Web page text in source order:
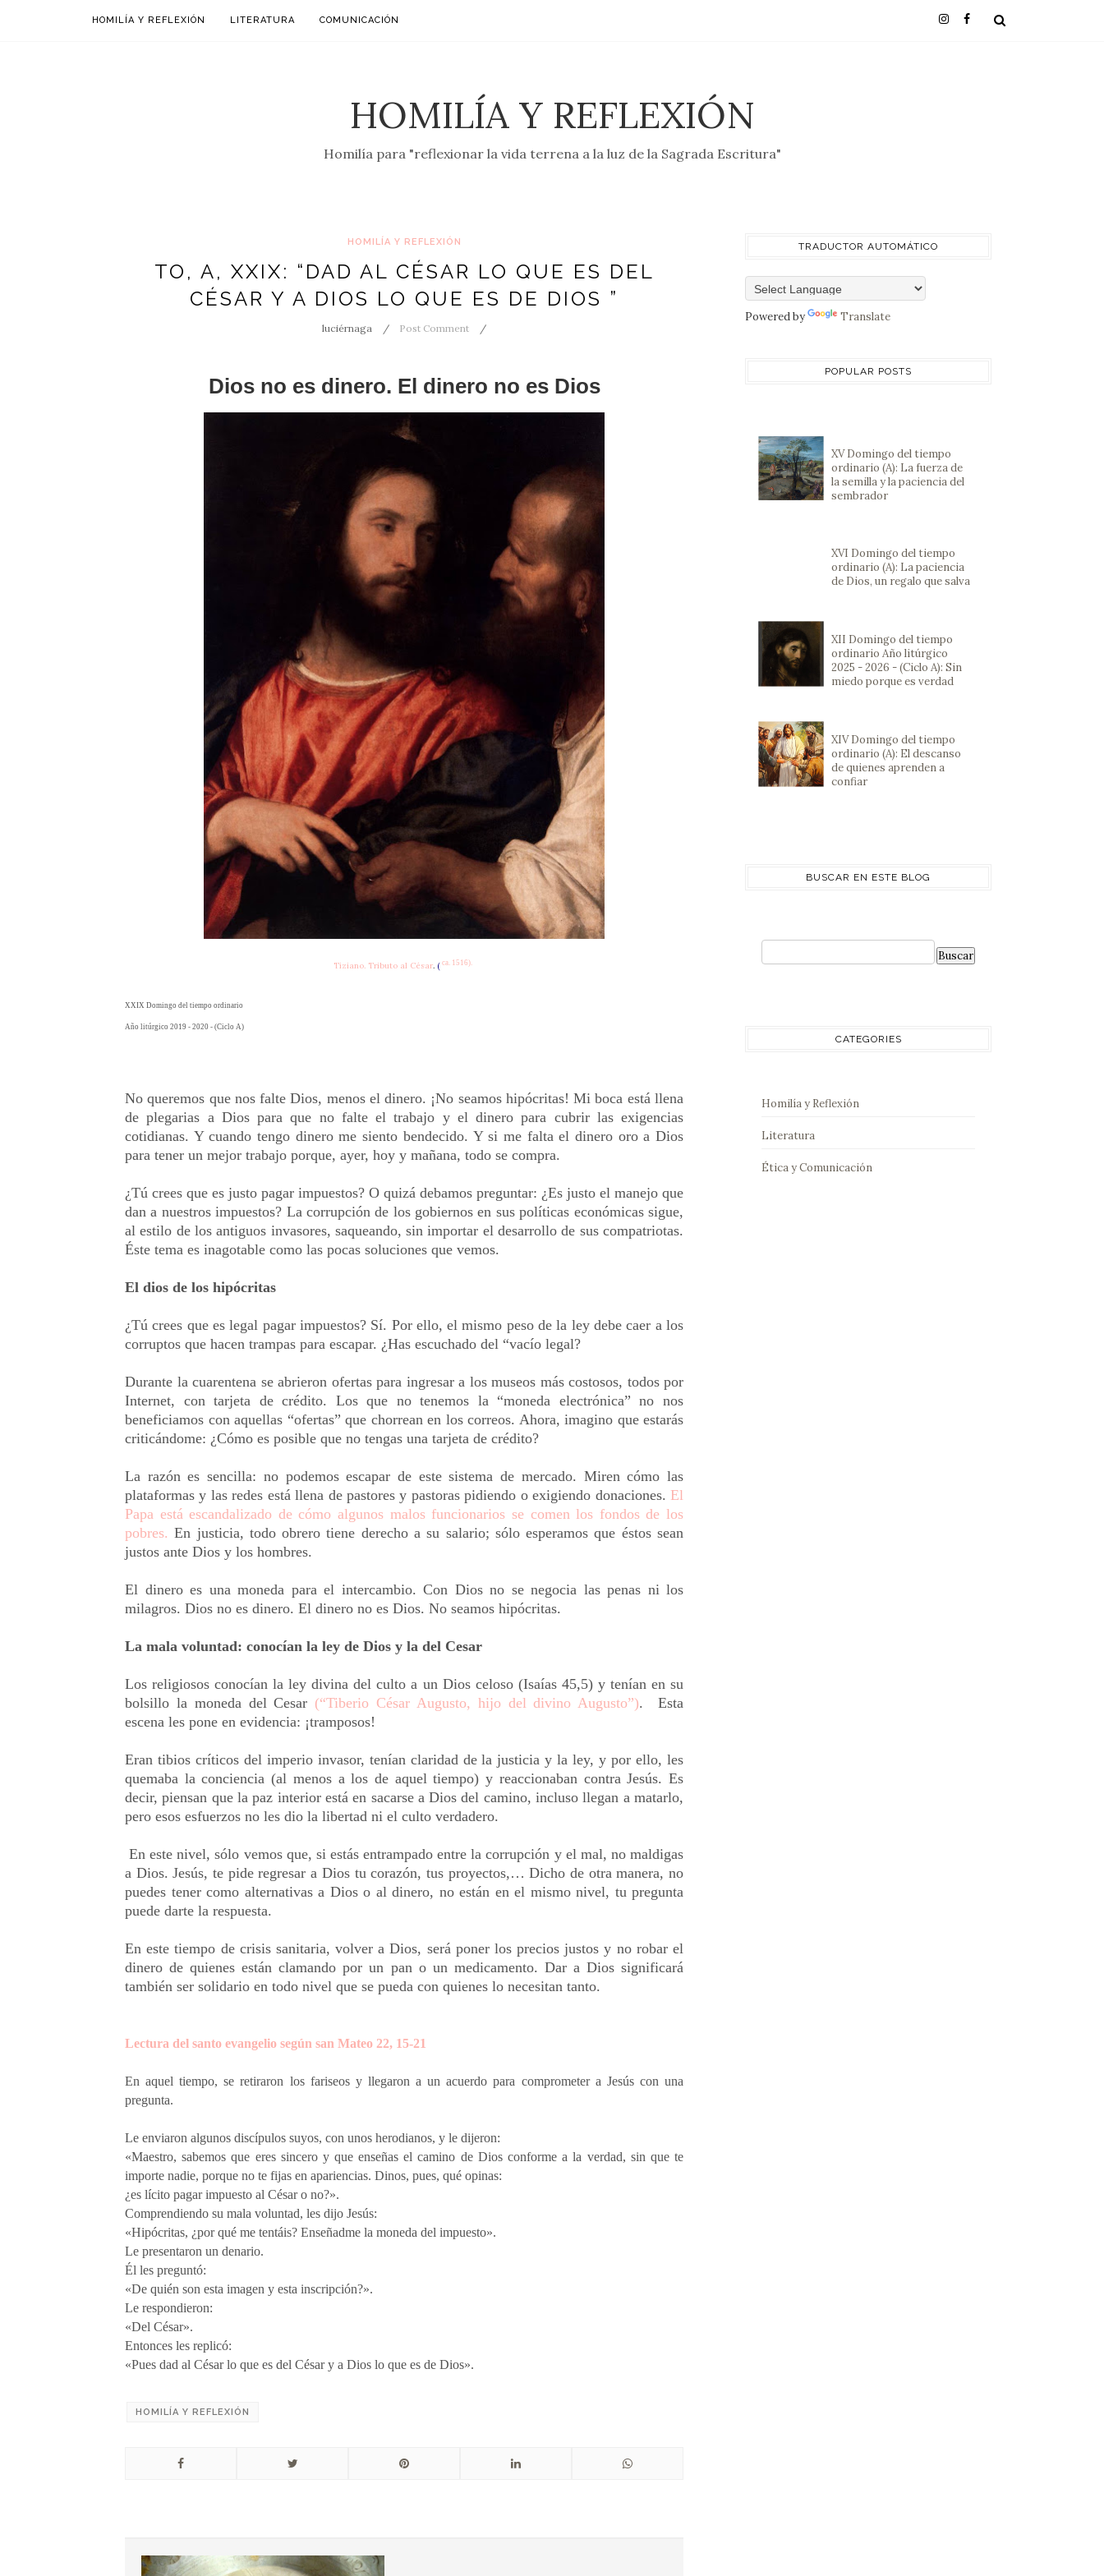
HOMILÍA Y REFLEXIÓN
Homilía para "reflexionar la vida terrena a la luz de la Sagrada Escritura"
HOMILÍA Y REFLEXIÓN LITERATURA COMUNICACIÓN
HOMILÍA Y REFLEXIÓN
TO, A, XXIX: “DAD AL CÉSAR LO QUE ES DEL
CÉSAR Y A DIOS LO QUE ES DE DIOS ”
luciérnaga Post Comment
Dios no es dinero. El dinero no es Dios
Tiziano. Tributo al César. ( ca. 1516).
XXIX Domingo del tiempo ordinario
Año litúrgico 2019 - 2020 - (Ciclo A)
No queremos que nos falte Dios, menos el dinero. ¡No seamos hipócritas! Mi boca está llena
de plegarias a Dios para que no falte el trabajo y el dinero para cubrir las exigencias
cotidianas. Y cuando tengo dinero me siento bendecido. Y si me falta el dinero oro a Dios
para tener un mejor trabajo porque, ayer, hoy y mañana, todo se compra.
¿Tú crees que es justo pagar impuestos? O quizá debamos preguntar: ¿Es justo el manejo que
dan a nuestros impuestos? La corrupción de los gobiernos en sus políticas económicas sigue,
al estilo de los antiguos invasores, saqueando, sin importar el desarrollo de sus compatriotas.
Éste tema es inagotable como las pocas soluciones que vemos.
El dios de los hipócritas
¿Tú crees que es legal pagar impuestos? Sí. Por ello, el mismo peso de la ley debe caer a los
corruptos que hacen trampas para escapar. ¿Has escuchado del “vacío legal?
Durante la cuarentena se abrieron ofertas para ingresar a los museos más costosos, todos por
Internet, con tarjeta de crédito. Los que no tenemos la “moneda electrónica” no nos
beneficiamos con aquellas “ofertas” que chorrean en los correos. Ahora, imagino que estarás
criticándome: ¿Cómo es posible que no tengas una tarjeta de crédito?
La razón es sencilla: no podemos escapar de este sistema de mercado. Miren cómo las
plataformas y las redes está llena de pastores y pastoras pidiendo o exigiendo donaciones. El
Papa está escandalizado de cómo algunos malos funcionarios se comen los fondos de los
pobres. En justicia, todo obrero tiene derecho a su salario; sólo esperamos que éstos sean
justos ante Dios y los hombres.
El dinero es una moneda para el intercambio. Con Dios no se negocia las penas ni los
milagros. Dios no es dinero. El dinero no es Dios. No seamos hipócritas.
La mala voluntad: conocían la ley de Dios y la del Cesar
Los religiosos conocían la ley divina del culto a un Dios celoso (Isaías 45,5) y tenían en su
bolsillo la moneda del Cesar (“Tiberio César Augusto, hijo del divino Augusto”). Esta
escena les pone en evidencia: ¡tramposos!
Eran tibios críticos del imperio invasor, tenían claridad de la justicia y la ley, y por ello, les
quemaba la conciencia (al menos a los de aquel tiempo) y reaccionaban contra Jesús. Es
decir, piensan que la paz interior está en sacarse a Dios del camino, incluso llegan a matarlo,
pero esos esfuerzos no les dio la libertad ni el culto verdadero.
En este nivel, sólo vemos que, si estás entrampado entre la corrupción y el mal, no maldigas
a Dios. Jesús, te pide regresar a Dios tu corazón, tus proyectos,… Dicho de otra manera, no
puedes tener como alternativas a Dios o al dinero, no están en el mismo nivel, tu pregunta
puede darte la respuesta.
En este tiempo de crisis sanitaria, volver a Dios, será poner los precios justos y no robar el
dinero de quienes están clamando por un pan o un medicamento. Dar a Dios significará
también ser solidario en todo nivel que se pueda con quienes lo necesitan tanto.
Lectura del santo evangelio según san Mateo 22, 15-21
En aquel tiempo, se retiraron los fariseos y llegaron a un acuerdo para comprometer a Jesús con una
pregunta.
Le enviaron algunos discípulos suyos, con unos herodianos, y le dijeron:
«Maestro, sabemos que eres sincero y que enseñas el camino de Dios conforme a la verdad, sin que te
importe nadie, porque no te fijas en apariencias. Dinos, pues, qué opinas:
¿es lícito pagar impuesto al César o no?».
Comprendiendo su mala voluntad, les dijo Jesús:
«Hipócritas, ¿por qué me tentáis? Enseñadme la moneda del impuesto».
Le presentaron un denario.
Él les preguntó:
«De quién son esta imagen y esta inscripción?».
Le respondieron:
«Del César».
Entonces les replicó:
«Pues dad al César lo que es del César y a Dios lo que es de Dios».
HOMILÍA Y REFLEXIÓN
TRADUCTOR AUTOMÁTICO
Powered by Translate
POPULAR POSTS
XV Domingo del tiempo
ordinario (A): La fuerza de
la semilla y la paciencia del
sembrador
XVI Domingo del tiempo
ordinario (A): La paciencia
de Dios, un regalo que salva
XII Domingo del tiempo
ordinario Año litúrgico
2025 - 2026 - (Ciclo A): Sin
miedo porque es verdad
XIV Domingo del tiempo
ordinario (A): El descanso
de quienes aprenden a
confiar
BUSCAR EN ESTE BLOG
CATEGORIES
Homilía y Reflexión
Literatura
Ética y Comunicación